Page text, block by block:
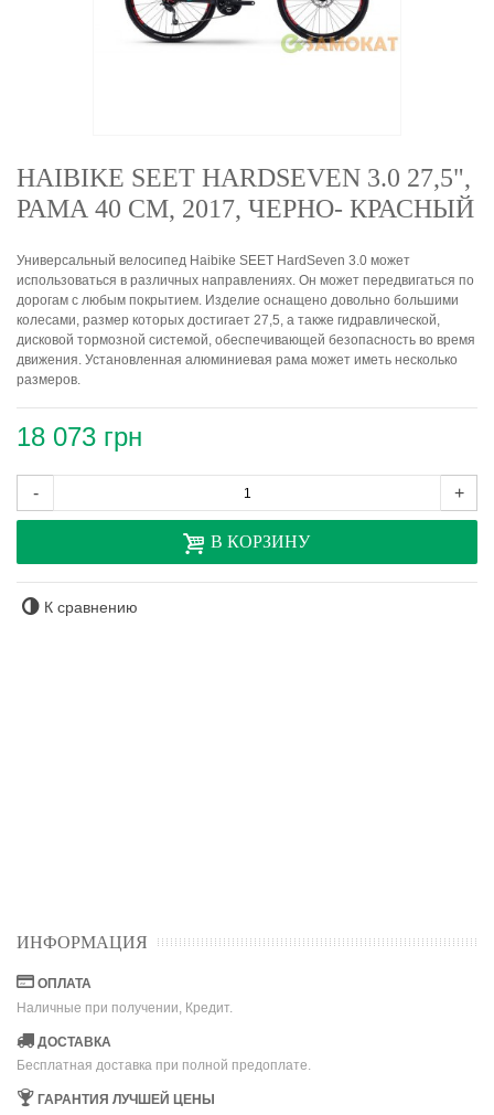
HAIBIKE SEET HARDSEVEN 3.0 27,5",
РАМА 40 СМ, 2017, ЧЕРНО- КРАСНЫЙ
Универсальный велосипед Haibike SEET HardSeven 3.0 может
использоваться в различных направлениях. Он может передвигаться по
дорогам с любым покрытием. Изделие оснащено довольно большими
колесами, размер которых достигает 27,5, а также гидравлической,
дисковой тормозной системой, обеспечивающей безопасность во время
движения. Установленная алюминиевая рама может иметь несколько
размеров.
18 073 грн
- +
В КОРЗИНУ
К сравнению
ИНФОРМАЦИЯ
ОПЛАТА
Наличные при получении, Кредит.
ДОСТАВКА
Бесплатная доставка при полной предоплате.
ГАРАНТИЯ ЛУЧШЕЙ ЦЕНЫ